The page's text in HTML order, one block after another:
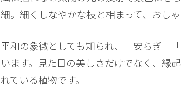
細。細くしなやかな枝と相まって、おし
平和の象徴としても知られ、「安らぎ」
います。見た目の美しさだけでなく、縁
れている植物です。